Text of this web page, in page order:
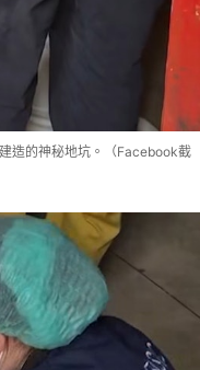
造的神秘地坑。（Facebook截